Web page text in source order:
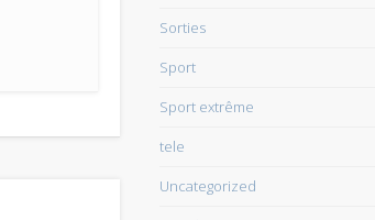
Sorties
Sport
Sport extrême
tele
Uncategorized